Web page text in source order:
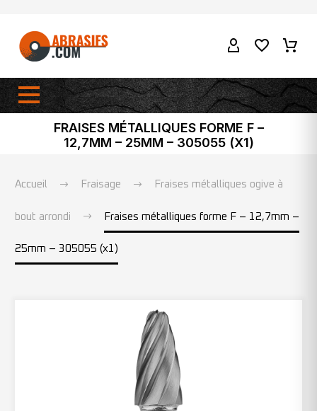
FRAISES MÉTALLIQUES FORME F –
12,7MM – 25MM – 305055 (X1)
Accueil Fraisage Fraises métalliques ogive à
bout arrondi Fraises métalliques forme F – 12,7mm –
25mm – 305055 (x1)